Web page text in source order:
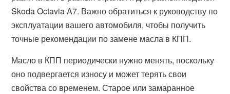
Skoda Octavia A7. Важно обратиться к руководству по
эксплуатации вашего автомобиля, чтобы получить
точные рекомендации по замене масла в КПП.
Масло в КПП периодически нужно менять, поскольку
оно подвергается износу и может терять свои
свойства со временем. Старое или замаранное